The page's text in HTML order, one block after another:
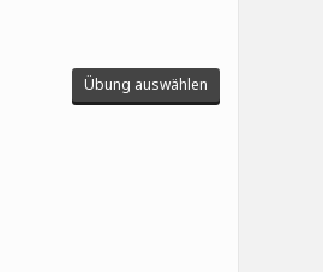
Übung auswählen